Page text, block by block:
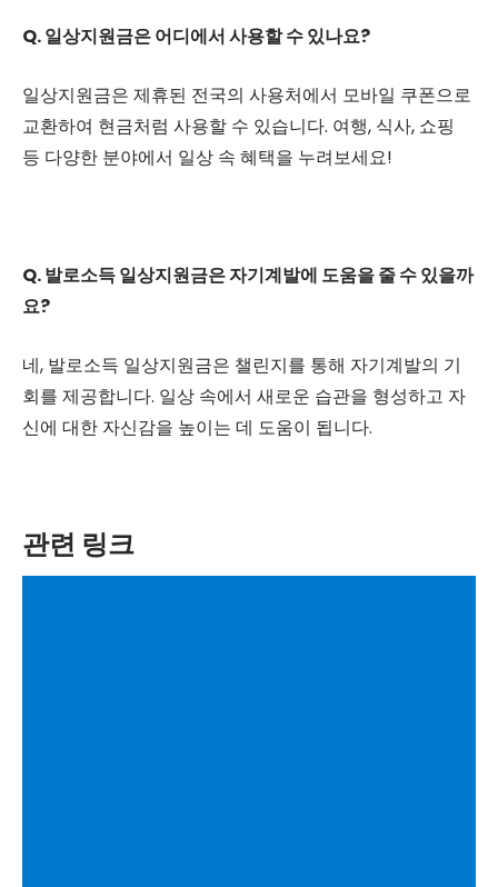
Q. 일상지원금은 어디에서 사용할 수 있나요?
일상지원금은 제휴된 전국의 사용처에서 모바일 쿠폰으로
교환하여 현금처럼 사용할 수 있습니다. 여행, 식사, 쇼핑
등 다양한 분야에서 일상 속 혜택을 누려보세요!
Q. 발로소득 일상지원금은 자기계발에 도움을 줄 수 있을까
요?
네, 발로소득 일상지원금은 챌린지를 통해 자기계발의 기
회를 제공합니다. 일상 속에서 새로운 습관을 형성하고 자
신에 대한 자신감을 높이는 데 도움이 됩니다.
관련 링크